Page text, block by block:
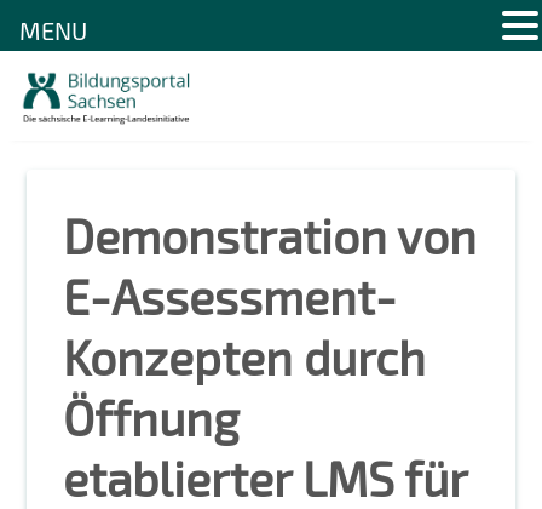
Demonstration von
E-Assessment-
Konzepten durch
Öffnung
etablierter LMS für
MENU